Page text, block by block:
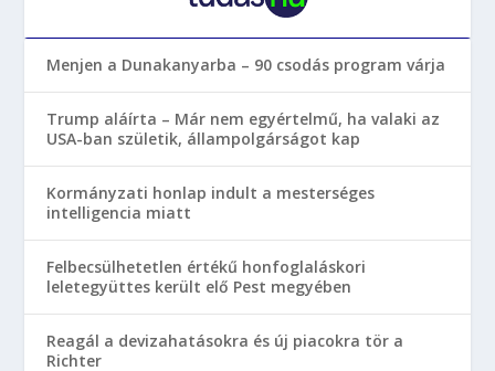
Menjen a Dunakanyarba – 90 csodás program várja
Trump aláírta – Már nem egyértelmű, ha valaki az
USA-ban születik, állampolgárságot kap
Kormányzati honlap indult a mesterséges
intelligencia miatt
Felbecsülhetetlen értékű honfoglaláskori
leletegyüttes került elő Pest megyében
Reagál a devizahatásokra és új piacokra tör a
Richter